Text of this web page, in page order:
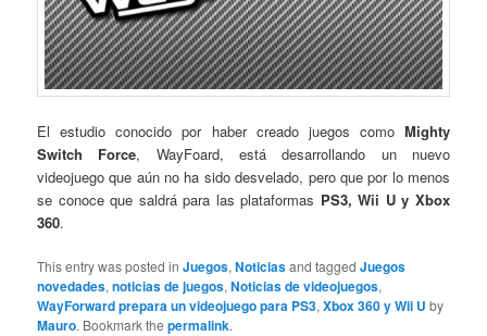
El estudio conocido por haber creado juegos como Mighty
Switch Force, WayFoard, está desarrollando un nuevo
videojuego que aún no ha sido desvelado, pero que por lo menos
se conoce que saldrá para las plataformas PS3, Wii U y Xbox
360.
This entry was posted inJuegos,Noticiasand taggedJuegos
novedades,noticias de juegos,Noticias de videojuegos,
WayForward prepara un videojuego para PS3,Xbox 360 y Wii U by
Mauro. Bookmark thepermalink.